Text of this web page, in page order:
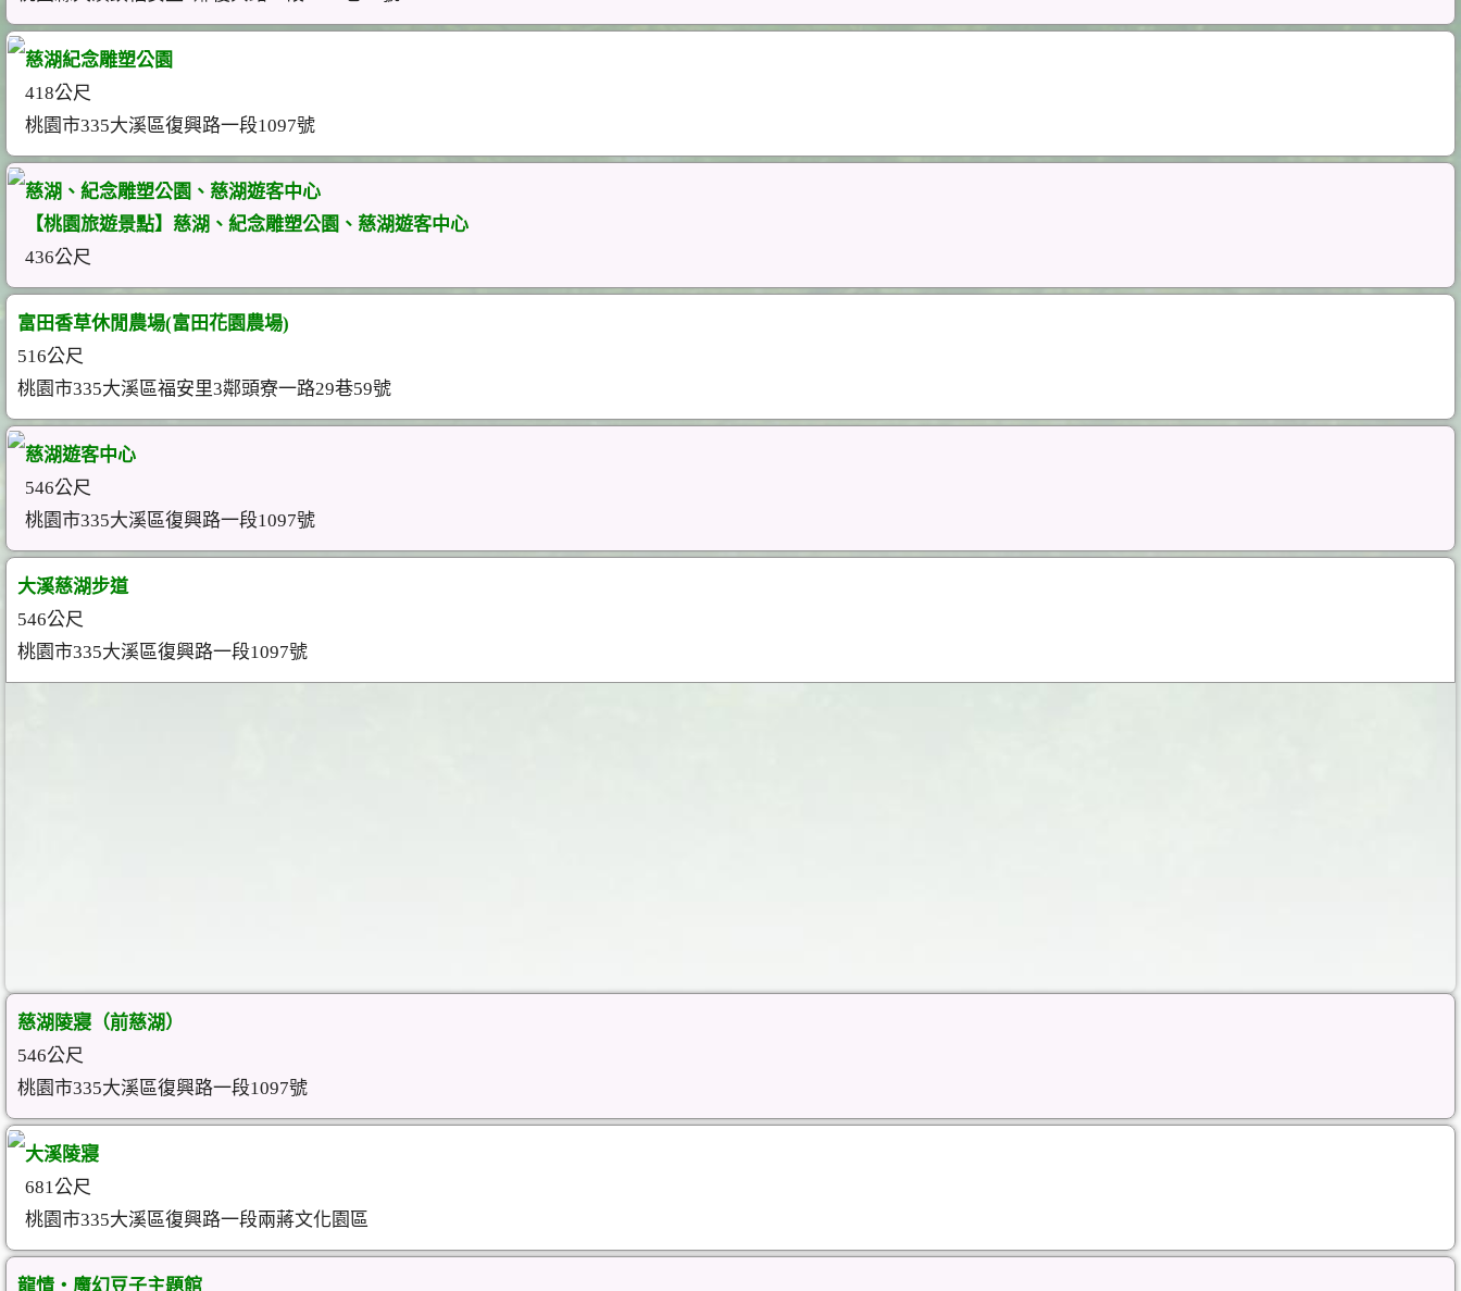
慈湖紀念雕塑公園
418公尺
桃園市335大溪區復興路一段1097號
慈湖、紀念雕塑公園、慈湖遊客中心
【桃園旅遊景點】慈湖、紀念雕塑公園、慈湖遊客中心
436公尺
富田香草休閒農場(富田花園農場)
516公尺
桃園市335大溪區福安里3鄰頭寮一路29巷59號
慈湖遊客中心
546公尺
桃園市335大溪區復興路一段1097號
大溪慈湖步道
546公尺
桃園市335大溪區復興路一段1097號
慈湖陵寢（前慈湖）
546公尺
桃園市335大溪區復興路一段1097號
大溪陵寢
681公尺
桃園市335大溪區復興路一段兩蔣文化園區
龍情‧魔幻豆子主題館